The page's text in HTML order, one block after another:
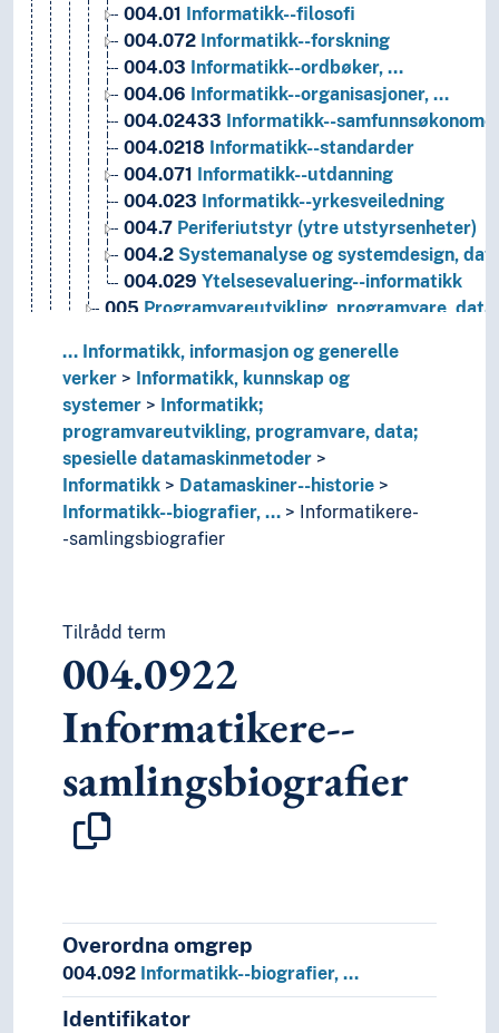
004.01
Informatikk--filosofi
004.072 Informatikk--forskning
004.03 Informatikk--ordbøker, …
004.06 Informatikk--organisasjoner, …
004.02433 Informatikk--
004.0218 Informatikk--standarder
004.071
Informatikk--utdanning
004.023 Informatikk--yrkesveiledning
004.7 Periferiutstyr (ytre utstyrsenheter)
004.2 Systemanalyse og systemdesign,
004.029 Ytelsesevaluering--informatikk
005 Programvareutvikling, programvare,
001Kunnskap
003 Systemer
07Nyhetsmedier, journalistikk og publisering
05Periodika
Kunst og fritid
Litteratur
Naturvitenskap
Religion
Teknologi
... Informatikk, informasjon og generelle
verker
Informatikk, kunnskap og
systemer
Informatikk;
programvareutvikling, programvare, data;
spesielle datamaskinmetoder
Informatikk
Datamaskiner--historie
Informatikk--biografier, …
Informatikere-
-samlingsbiografier
Tilrådd term
004.0922
Informatikere--
samlingsbiografier
Overordna omgrep
004.092 Informatikk--biografier, …
Identifikator